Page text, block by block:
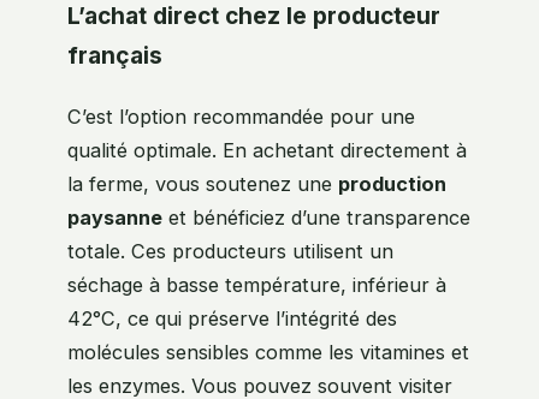
L’achat direct chez le producteur
français
C’est l’option recommandée pour une
qualité optimale. En achetant directement à
la ferme, vous soutenez une production
paysanne et bénéficiez d’une transparence
totale. Ces producteurs utilisent un
séchage à basse température, inférieur à
42°C, ce qui préserve l’intégrité des
molécules sensibles comme les vitamines et
les enzymes. Vous pouvez souvent visiter